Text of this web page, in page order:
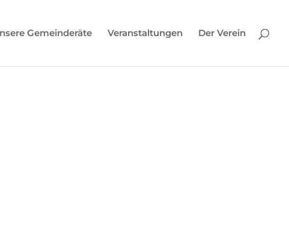
Gemeinderäte Veranstaltungen Der Verein